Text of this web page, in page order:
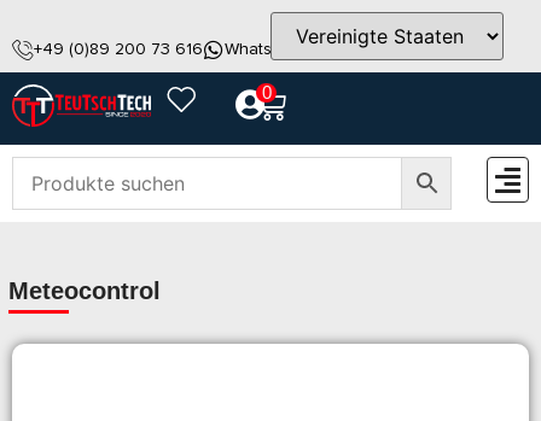
+49 (0)89 200 73 616 WhatsApp info@teutschtech.com
0
Meteocontrol